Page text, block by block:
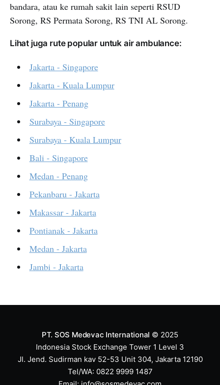
bandara, atau ke rumah sakit lain seperti RSUD
Sorong, RS Permata Sorong, RS TNI AL Sorong.
Lihat juga rute popular untuk air ambulance:
Jakarta - Singapore
Jakarta - Kuala Lumpur
Jakarta - Penang
Surabaya - Singapore
Surabaya - Kuala Lumpur
Bali - Singapore
Medan - Penang
Pekanbaru - Jakarta
Makassar - Jakarta
Pontianak - Jakarta
Medan - Jakarta
Jambi - Jakarta
PT. SOS Medevac International © 2025
Indonesia Stock Exchange Tower 1 Level 3
Jl. Jend. Sudirman kav 52-53 Unit 304, Jakarta 12190
Tel/WA: 0822 9999 1487